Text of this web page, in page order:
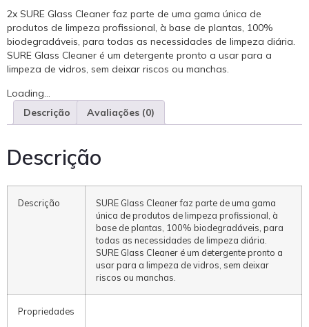
2x SURE Glass Cleaner faz parte de uma gama única de
produtos de limpeza profissional, à base de plantas, 100%
biodegradáveis, para todas as necessidades de limpeza diária.
SURE Glass Cleaner é um detergente pronto a usar para a
limpeza de vidros, sem deixar riscos ou manchas.
Loading...
Descrição
Avaliações (0)
Descrição
Descrição
SURE Glass Cleaner faz parte de uma gama
única de produtos de limpeza profissional, à
base de plantas, 100% biodegradáveis, para
todas as necessidades de limpeza diária.
SURE Glass Cleaner é um detergente pronto a
usar para a limpeza de vidros, sem deixar
riscos ou manchas.
Propriedades